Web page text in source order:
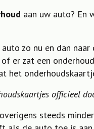
aan uw auto? En
zo nu en dan
er zat een
het
officieel
steeds